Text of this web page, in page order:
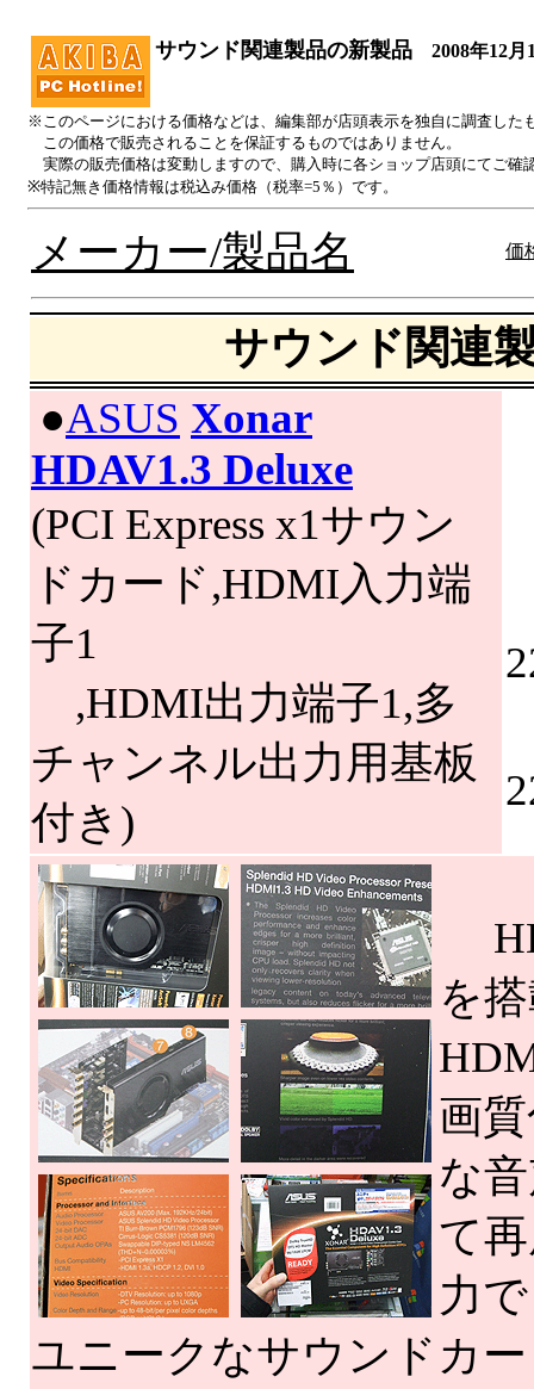
サウンド関連製品の新製品 2008年12月
※このページにおける価格などは、編集部が店頭表示を独自に調査した
この価格で販売されることを保証するものではありません。
実際の販売価格は変動しますので、購入時に各ショップ店頭にてご確
※特記無き価格情報は税込み価格（税率=5％）です。
メーカー/製品名 価
サウンド関連
●ASUS Xonar
HDAV1.3 Deluxe
(PCI Express x1サウン
ドカード,HDMI入力端
子1
,HDMI出力端子1,多
チャンネル出力用基板
付き)
を
画
な
て
力
ユニークなサウンドカ